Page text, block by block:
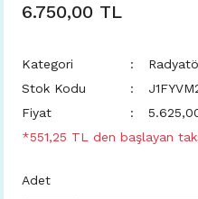
6.750,00 TL
Kategori
Stok Kodu
Fiyat
*551,25 TL den başlayan
Adet